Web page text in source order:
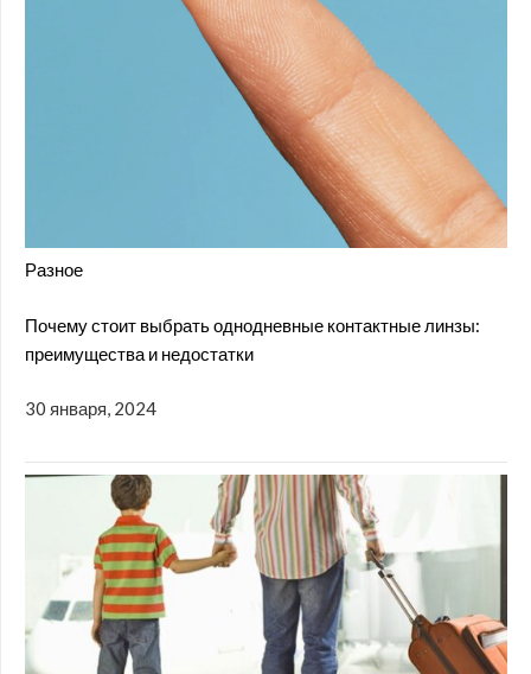
Разное
Почему стоит выбрать однодневные контактные линзы:
преимущества и недостатки
30 января, 2024